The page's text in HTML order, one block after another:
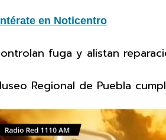
en Noticentro
fuga y alistan
Regional de Puebla